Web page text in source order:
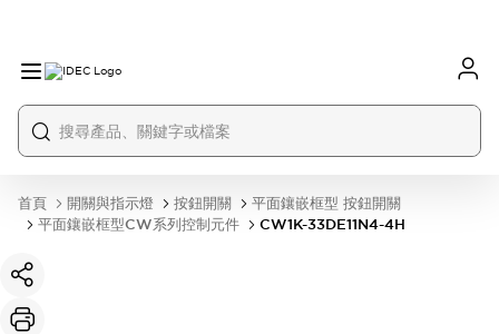
首頁 開關與指示燈 按鈕開關
平面鑲嵌框型 按鈕開關
平面鑲嵌框型CW系列控制元件
CW1K-33DE11N4-4H